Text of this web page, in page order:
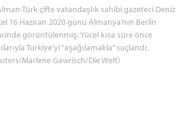
Türk çifte vatandaşlık sahibi gazeteci Deniz
16 Haziran 2020 günü Almanya’nın Berlin
görüntülenmiş. Yücel kısa süre önce
Türkiye’yi “aşağılamakla” suçlandı.
Marlene Gawrisch/Die Welt)